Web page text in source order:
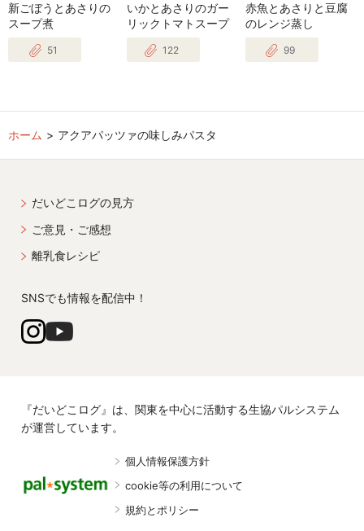
新ごぼうとあさりの
スープ煮
51
いかとあさりのガー
リックトマトスープ
122
赤魚とあさりと豆腐
のレンジ蒸し
99
ホーム アクアパッツァの味しみパスタ
だいどこログの見方
ご意見・ご感想
離乳食レシピ
SNSでも情報を配信中！
『だいどこログ』は、関東を中心に活動する生協パルシステム
が運営しています。
個人情報保護方針
cookie等の利用について
規約とポリシー